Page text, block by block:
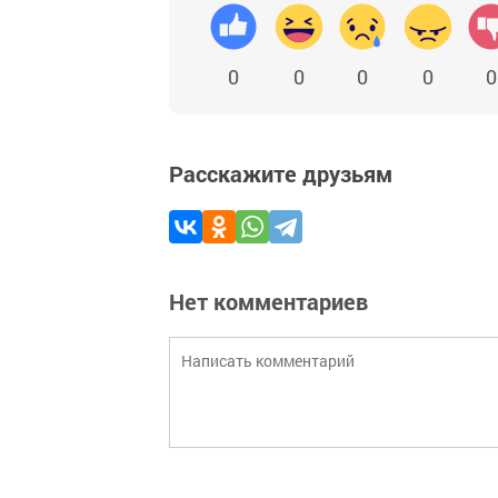
0 0 0 0 0
Расскажите друзьям
Нет комментариев